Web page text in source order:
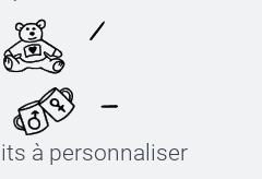
à personnaliser